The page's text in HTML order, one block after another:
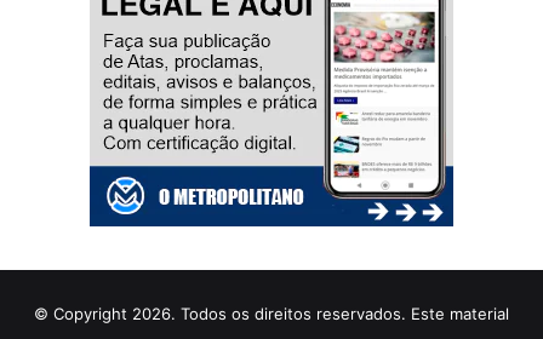
© Copyright 2026. Todos os direitos reservados. Este material